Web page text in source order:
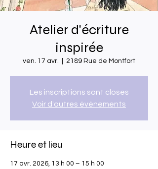
Atelier d'écriture
inspirée
ven. 17 avr. 2189 Rue de Montfort
Les inscriptions sont closes
Voir d'autres événements
Heure et lieu
17 avr. 2026, 13 h 00 – 15 h 00